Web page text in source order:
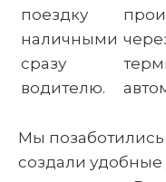
поездку
наличными
сразу
водителю.
Мы
создали удобные